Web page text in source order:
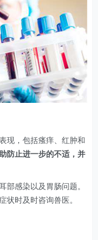
现，包括瘙痒、红肿和
防止进一步的不适，并
部感染以及胃肠问题。
状时及时咨询兽医。